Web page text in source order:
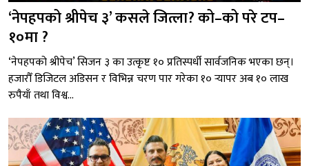
‘नेपहपको श्रीपेच ३’ कसले जित्ला? को–को परे टप–
१०मा ?
‘नेपहपको श्रीपेच’ सिजन ३ का उत्कृष्ट १० प्रतिस्पर्धी सार्वजनिक भएका छन्।
हजारौँ डिजिटल अडिसन र विभिन्न चरण पार गरेका १० र्‍यापर अब १० लाख
रुपैयाँ तथा विश्व...